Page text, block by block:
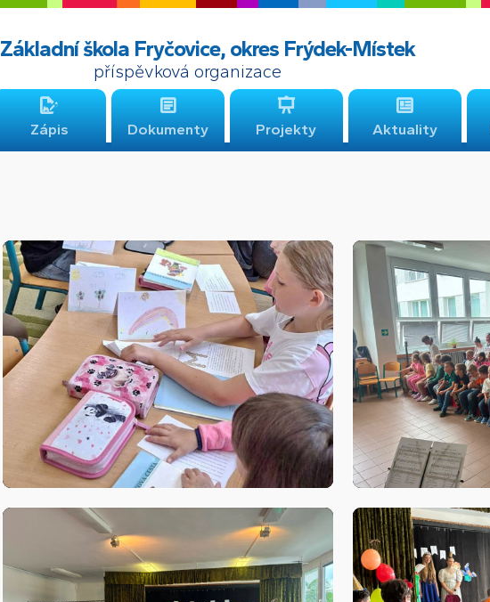
Základní škola Fryčovice, okres Frýdek-Místek
příspěvková organizace
Zápis Dokumenty Projekty Aktuality